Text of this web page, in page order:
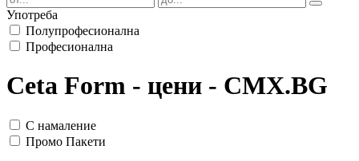
Употреба
Полупрофесионална
Професионална
Ceta Form - цени - CMX.BG
С намаление
Промо Пакети